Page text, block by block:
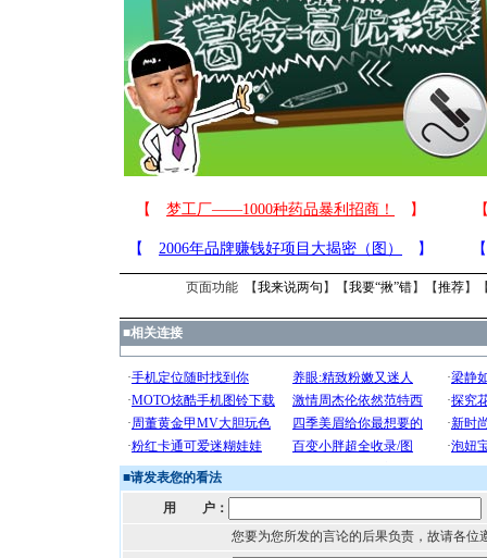
页面功能 【我来说两句 】【我要“揪”错】【推荐】
■相关连接
■请发表您的看法
用 户：
您要为您所发的言论的后果负责，故请各位